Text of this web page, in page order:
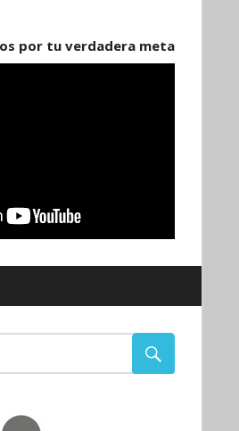
por tu verdadera meta